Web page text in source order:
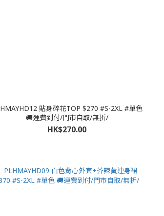
貼身碎花TOP $270 #S-2XL #單色
🚚運費到付/門市自取/無折/
HK$270.00